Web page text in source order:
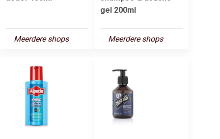
Meerdere shops
gel 200ml
Meerdere shops